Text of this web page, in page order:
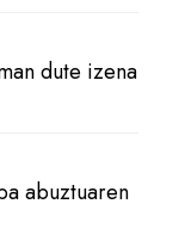
dute izena
abuztuaren